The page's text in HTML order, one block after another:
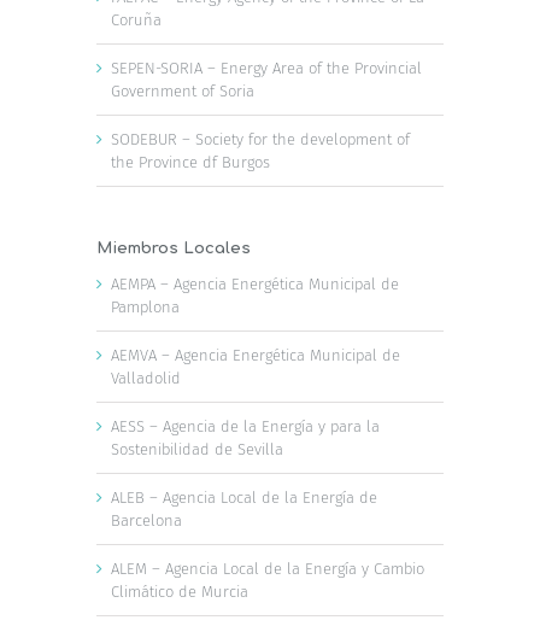
Coruña
SEPEN-SORIA – Energy Area of the Provincial
Government of Soria
SODEBUR – Society for the development of
the Province df Burgos
Miembros Locales
AEMPA – Agencia Energética Municipal de
Pamplona
AEMVA – Agencia Energética Municipal de
Valladolid
AESS – Agencia de la Energía y para la
Sostenibilidad de Sevilla
ALEB – Agencia Local de la Energía de
Barcelona
ALEM – Agencia Local de la Energía y Cambio
Climático de Murcia